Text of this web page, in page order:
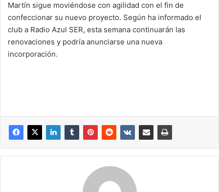
Martín sigue moviéndose con agilidad con el fin de
confeccionar su nuevo proyecto. Según ha informado el
club a Radio Azul SER, esta semana continuarán las
renovaciones y podría anunciarse una nueva
incorporación.